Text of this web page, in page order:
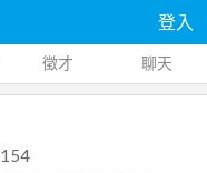
登入
徵才 聊天